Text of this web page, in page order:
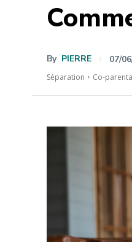
By PIERRE 07/
Séparation Co-